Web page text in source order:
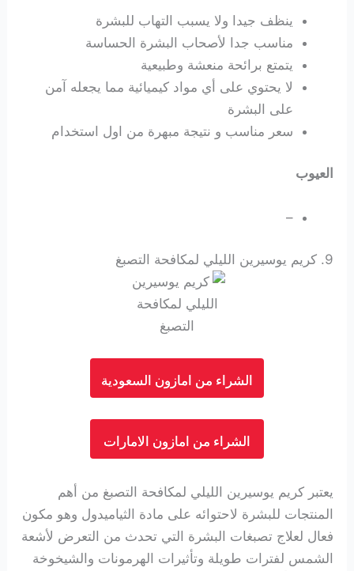
ينظف جيدا ولا يسبب التهاب للبشرة
مناسب جدا لأصحاب البشرة الحساسة
يتمتع برائحة منعشة وطبيعية
لا يحتوي على أي مواد كيميائية مما يجعله آمن
على البشرة
سعر مناسب و نتيجة مبهرة من اول استخدام
العيوب
–
9. كريم يوسيرين الليلي لمكافحة التصبغ
الشراء من امازون السعودية
الشراء من امازون الامارات
يعتبر كريم يوسيرين الليلي لمكافحة التصبغ من أهم
المنتجات للبشرة لاحتوائه على مادة الثياميدول وهو مكون
فعال لعلاج تصبغات البشرة التي تحدث من التعرض لأشعة
الشمس لفترات طويلة وتأثيرات الهرمونات والشيخوخة